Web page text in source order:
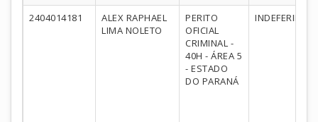
2404014181
ALEX RAPHAEL
LIMA NOLETO
PERITO
OFICIAL
CRIMINAL -
40H - ÁREA 5
- ESTADO
DO PARANÁ
INDEFERIDO